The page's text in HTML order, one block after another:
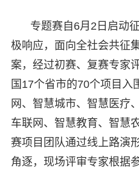
专题赛自6月2日启动
极响应，面向全社会共征
案，经过初赛、复赛专家
国17个省市的70个项目入
网、智慧城市、智慧医疗
车联网、智慧教育、智慧
赛项目团队通过线上路演
角逐，现场评审专家根据